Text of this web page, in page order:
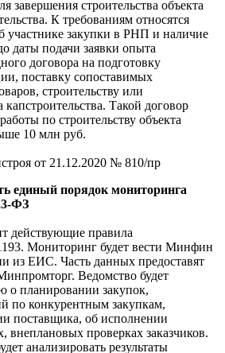
завершения строительства объекта
К требованиям относятся
участнике закупки в РНП и наличие
даты подачи заявки опыта
договора на подготовку
поставку сопоставимых
строительству или
капстроительства. Такой договор
по строительству объекта
10 млн руб.
от 21.12.2020 № 810/пр
единый порядок мониторинга
ФЗ
действующие правила
Мониторинг будет вести Минфин
из ЕИС. Часть данных предоставят
Ведомство будет
о планировании закупок,
по конкурентным закупкам,
поставщика, об исполнении
внеплановых проверках заказчиков.
анализировать результаты